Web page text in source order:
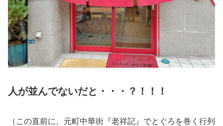
人が並んでないだと・・・？！！！
（この直前に、元町中華街『老祥記』でとぐろを巻く行列